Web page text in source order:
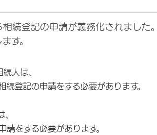
続登記の申請が義務化されました。
す。
人は、
登記の申請をする必要があります。
、
をする必要があります。